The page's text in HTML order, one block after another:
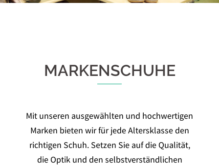
MARKENSCHUHE
Mit unseren ausgewählten und hochwertigen
Marken bieten wir für jede Altersklasse den
richtigen Schuh. Setzen Sie auf die Qualität,
die Optik und den selbstverständlichen